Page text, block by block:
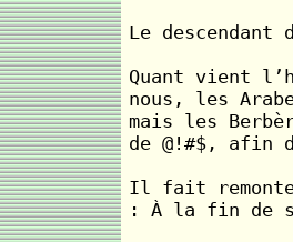
Le descendant
Quant vient
nous, les
mais les
de @!#$, afin
Il fait
: À la fin de